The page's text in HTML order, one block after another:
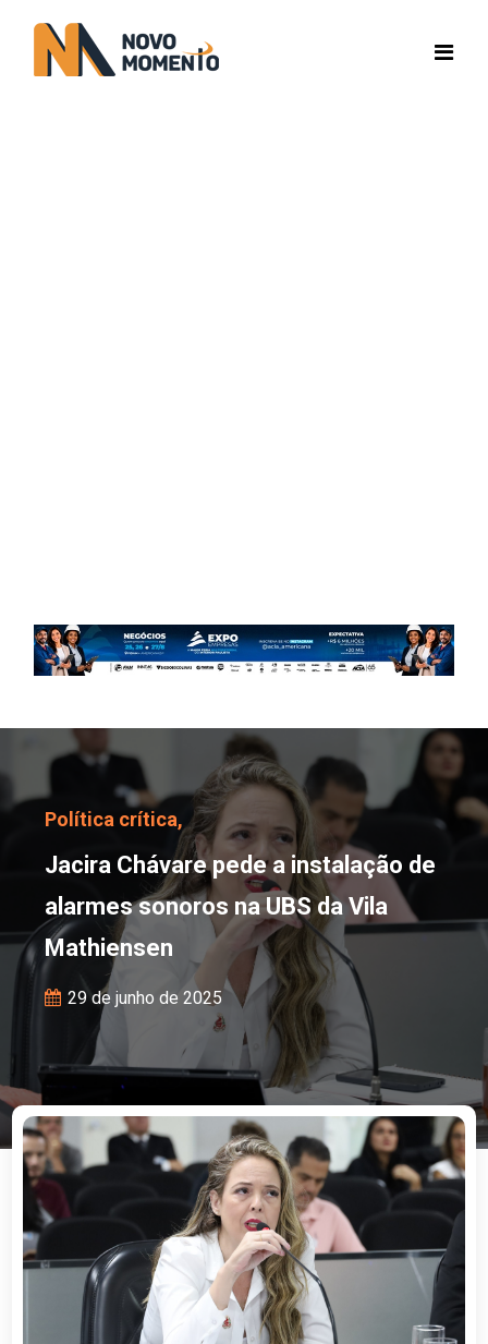
Jacira Chávare pede a
Política crítica,
Jacira Chávare pede a instalação de
alarmes sonoros na UBS da Vila
Mathiensen
29 de junho de 2025